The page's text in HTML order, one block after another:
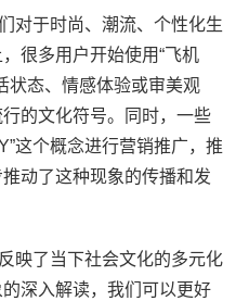
对于时尚、潮流、个性化生
很多用户开始使用“飞机
状态、情感体验或审美观
的文化符号。同时，一些
这个概念进行营销推广，推
动了这种现象的传播和发
映了当下社会文化的多元化
深入解读，我们可以更好